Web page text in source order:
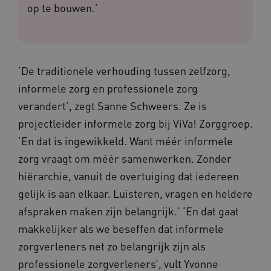
op te bouwen.’
‘De traditionele verhouding tussen zelfzorg,
informele zorg en professionele zorg
verandert’, zegt Sanne Schweers. Ze is
projectleider informele zorg bij ViVa! Zorggroep.
‘En dat is ingewikkeld. Want méér informele
zorg vraagt om méér samenwerken. Zonder
hiërarchie, vanuit de overtuiging dat iedereen
gelijk is aan elkaar. Luisteren, vragen en heldere
afspraken maken zijn belangrijk.’ ‘En dat gaat
makkelijker als we beseffen dat informele
zorgverleners net zo belangrijk zijn als
professionele zorgverleners’, vult Yvonne